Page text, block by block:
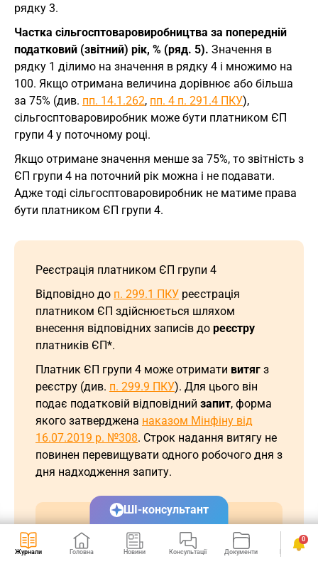
рядку 3.
Частка сільгосптоваровиробництва за попередній
податковий (звітний) рік, % (ряд. 5). Значення в
рядку 1 ділимо на значення в рядку 4 і множимо на
100. Якщо отримана величина дорівнює або більша
за 75% (див. пп. 14.1.262, пп. 4 п. 291.4 ПКУ),
сільгосптоваровиробник може бути платником ЄП
групи 4 у поточному році.
Якщо отримане значення менше за 75%, то звітність з
ЄП групи 4 на поточний рік можна і не подавати.
Адже тоді сільгосптоваровиробник не матиме права
бути платником ЄП групи 4.
Реєстрація платником ЄП групи 4
Відповідно до п. 299.1 ПКУ реєстрація
платником ЄП здійснюється шляхом
внесення відповідних записів до реєстру
платників ЄП*.
Платник ЄП групи 4 може отримати витяг з
реєстру (див. п. 299.9 ПКУ). Для цього він
подає податковій відповідний запит, форма
якого затверджена наказом Мінфіну від
16.07.2019 р. №308. Строк надання витягу не
повинен перевищувати одного робочого дня з
дня надходження запиту.
* Реєстр платників ЄП групи 4
міститься на Порталі відкритих даних
Журнали Головна Новини Консультації Документи Календар
0
ШІ-консультант